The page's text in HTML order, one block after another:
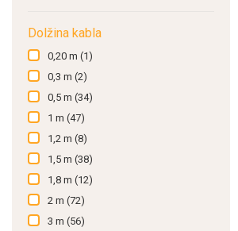
Dolžina kabla
0,20 m (1)
0,3 m (2)
0,5 m (34)
1 m (47)
1,2 m (8)
1,5 m (38)
1,8 m (12)
2 m (72)
3 m (56)